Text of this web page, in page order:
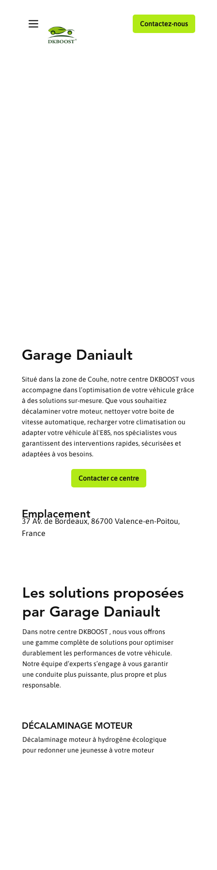
Contactez-nous
Garage Daniault
Situé dans la zone de Couhe, notre centre DKBOOST vous
accompagne dans l’optimisation de votre véhicule grâce
à des solutions sur-mesure. Que vous souhaitiez
décalaminer votre moteur, nettoyer votre boite de
vitesse automatique, recharger votre climatisation ou
adapter votre véhicule àl'E85, nos spécialistes vous
garantissent des interventions rapides, sécurisées et
adaptées à vos besoins.
Contacter ce centre
Emplacement
37 Av. de Bordeaux, 86700 Valence-en-Poitou,
France
Les solutions proposées
par Garage Daniault
Dans notre centre DKBOOST , nous vous offrons
une gamme complète de solutions pour optimiser
durablement les performances de votre véhicule.
Notre équipe d’experts s’engage à vous garantir
une conduite plus puissante, plus propre et plus
responsable.
DÉCALAMINAGE MOTEUR
Décalaminage moteur à hydrogène écologique
pour redonner une jeunesse à votre moteur